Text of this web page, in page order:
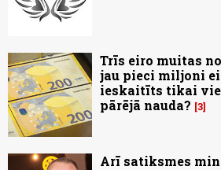
Trīs eiro muitas
jau pieci miljoni
ieskaitīts tikai
pārējā nauda? 3
Arī satiksmes